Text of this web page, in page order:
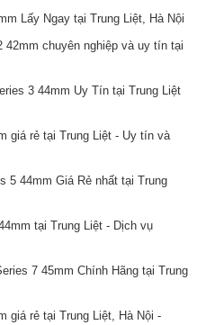
Lấy Ngay tại Trung Liệt, Hà Nội
42mm chuyên nghiệp và uy tín tại
3 44mm Uy Tín tại Trung Liệt
giá rẻ tại Trung Liệt - Uy tín và
5 44mm Giá Rẻ nhất tại Trung
tại Trung Liệt - Dịch vụ
7 45mm Chính Hãng tại Trung
giá rẻ tại Trung Liệt, Hà Nội -